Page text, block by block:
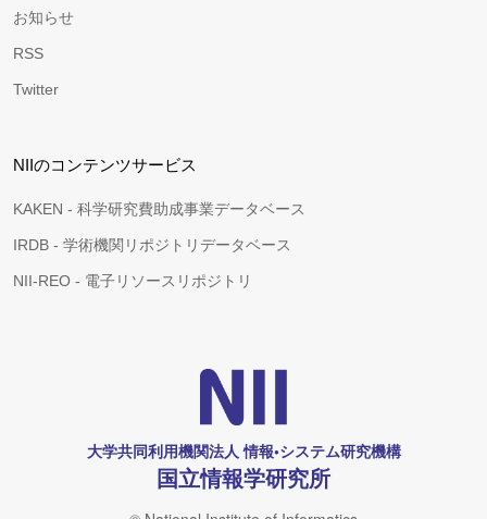
お知らせ
RSS
Twitter
NIIのコンテンツサービス
KAKEN - 科学研究費助成事業データベース
IRDB - 学術機関リポジトリデータベース
NII-REO - 電子リソースリポジトリ
大学共同利用機関法人 情報•システム研究機構
国立情報学研究所